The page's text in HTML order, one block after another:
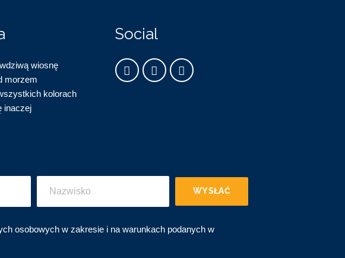
wiosnę
morzem
kolorach
inaczej
Social
WYSŁAĆ
osobowych w zakresie i na warunkach podanych w